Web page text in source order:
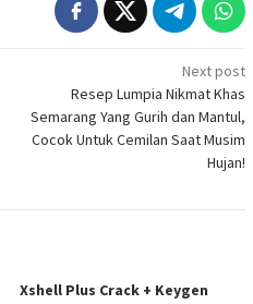
Next post
Resep Lumpia Nikmat Khas
Semarang Yang Gurih dan Mantul,
Cocok Untuk Cemilan Saat Musim
Hujan!
Xshell Plus Crack + Keygen